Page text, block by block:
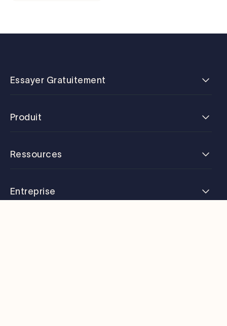
Essayer Gratuitement
Produit
Ressources
Entreprise